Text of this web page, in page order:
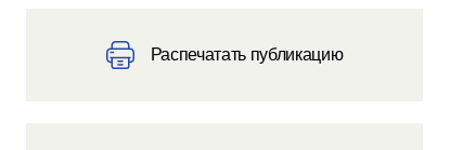
Распечатать публикацию